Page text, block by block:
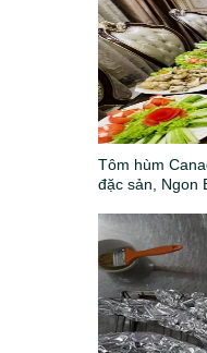
Tôm hùm
đặc sản, Ngon